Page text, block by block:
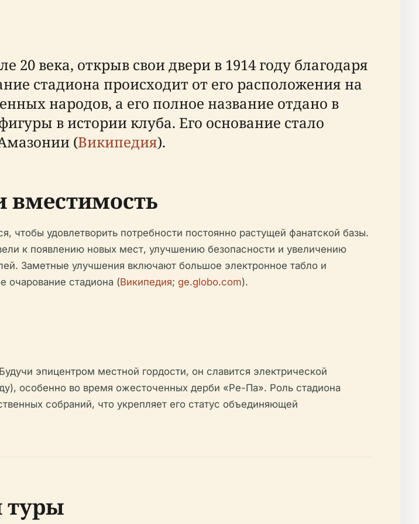
20 века, открыв свои двери в 1914 году благодаря
стадиона происходит от его расположения на
народов, а его полное название отдано в
в истории клуба. Его основание стало
(Википедия).
вместимость
чтобы удовлетворить потребности постоянно растущей фанатской базы.
к появлению новых мест, улучшению безопасности и увеличению
Заметные улучшения включают большое электронное табло и
очарование стадиона (Википедия; ge.globo.com).
эпицентром местной гордости, он славится электрической
особенно во время ожесточенных дерби «Ре-Па». Роль стадиона
собраний, что укрепляет его статус объединяющей
туры